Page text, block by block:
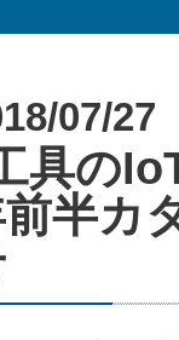
07/27
具の
半カ